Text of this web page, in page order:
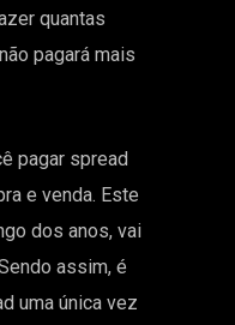
quantas
pagará mais
pagar spread
e venda. Este
dos anos, vai
assim, é
uma única vez